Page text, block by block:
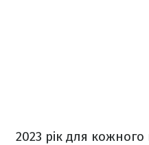
2023 рік для